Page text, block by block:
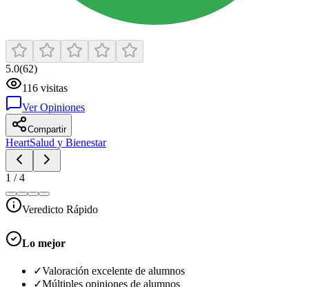
5.0(62)
116 visitas
Ver Opiniones
Compartir
HeartSalud y Bienestar
1 /4
Veredicto Rápido
Lo mejor
✓Valoración excelente de alumnos
✓Múltiples opiniones de alumnos